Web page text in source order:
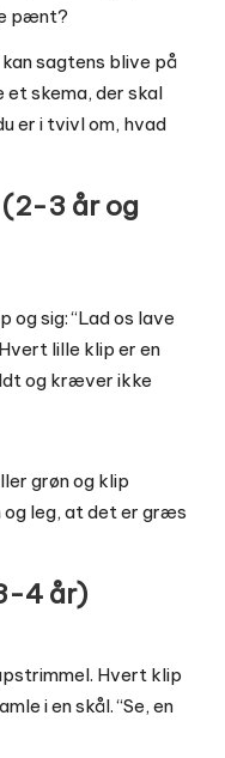
pænt?
sagtens blive på
et skema, der skal
er i tvivl om, hvad
(2-3 år og
og sig: “Lad os lave
lille klip er en
og kræver ikke
grøn og klip
og leg, at det er græs
4 år)
Hvert klip
i en skål. “Se, en